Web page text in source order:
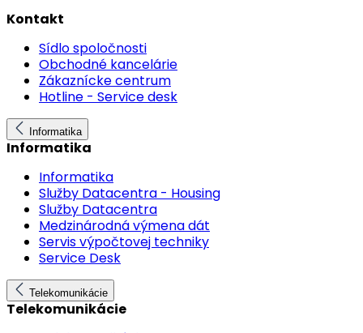
Kontakt
Sídlo spoločnosti
Obchodné kancelárie
Zákaznícke centrum
Hotline - Service desk
Informatika
Informatika
Informatika
Služby Datacentra - Housing
Služby Datacentra
Medzinárodná výmena dát
Servis výpočtovej techniky
Service Desk
Telekomunikácie
Telekomunikácie